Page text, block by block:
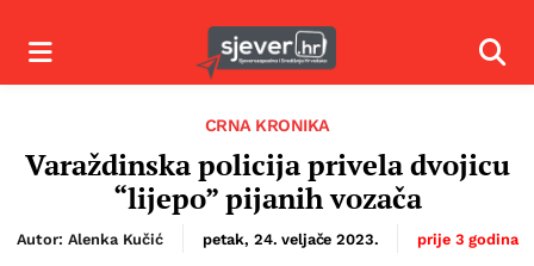
Izbornik
CRNA KRONIKA
Varaždinska policija privela dvojicu
“lijepo” pijanih vozača
Autor: Alenka Kučić petak, 24. veljače 2023. prije 3 godina